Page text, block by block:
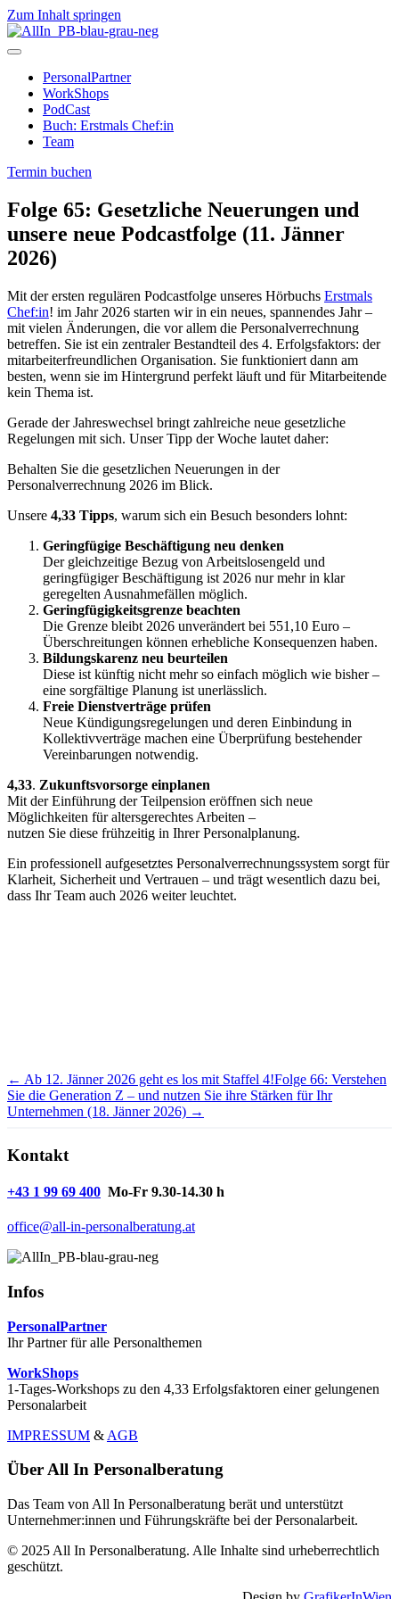
Zum Inhalt springen
PersonalPartner
WorkShops
PodCast
Buch: Erstmals Chef:in
Team
Termin buchen
Folge 65: Gesetzliche Neuerungen und
unsere neue Podcastfolge (11. Jänner
2026)
Mit der ersten regulären Podcastfolge unseres Hörbuchs Erstmals
Chef:in! im Jahr 2026 starten wir in ein neues, spannendes Jahr –
mit vielen Änderungen, die vor allem die Personalverrechnung
betreffen. Sie ist ein zentraler Bestandteil des 4. Erfolgsfaktors: der
mitarbeiterfreundlichen Organisation. Sie funktioniert dann am
besten, wenn sie im Hintergrund perfekt läuft und für Mitarbeitende
kein Thema ist.
Gerade der Jahreswechsel bringt zahlreiche neue gesetzliche
Regelungen mit sich. Unser Tipp der Woche lautet daher:
Behalten Sie die gesetzlichen Neuerungen in der
Personalverrechnung 2026 im Blick.
Unsere 4,33 Tipps, warum sich ein Besuch besonders lohnt:
Geringfügige Beschäftigung neu denken
Der gleichzeitige Bezug von Arbeitslosengeld und
geringfügiger Beschäftigung ist 2026 nur mehr in klar
geregelten Ausnahmefällen möglich.
Geringfügigkeitsgrenze beachten
Die Grenze bleibt 2026 unverändert bei 551,10 Euro –
Überschreitungen können erhebliche Konsequenzen haben.
Bildungskarenz neu beurteilen
Diese ist künftig nicht mehr so einfach möglich wie bisher –
eine sorgfältige Planung ist unerlässlich.
Freie Dienstverträge prüfen
Neue Kündigungsregelungen und deren Einbindung in
Kollektivverträge machen eine Überprüfung bestehender
Vereinbarungen notwendig.
4,33. Zukunftsvorsorge einplanen
Mit der Einführung der Teilpension eröffnen sich neue
Möglichkeiten für altersgerechtes Arbeiten –
nutzen Sie diese frühzeitig in Ihrer Personalplanung.
Ein professionell aufgesetztes Personalverrechnungssystem sorgt für
Klarheit, Sicherheit und Vertrauen – und trägt wesentlich dazu bei,
dass Ihr Team auch 2026 weiter leuchtet.
← Ab 12. Jänner 2026 geht es los mit Staffel 4!Folge 66: Verstehen
Sie die Generation Z – und nutzen Sie ihre Stärken für Ihr
Unternehmen (18. Jänner 2026) →
Kontakt
+43 1 99 69 400 Mo-Fr 9.30-14.30 h
office@all-in-personalberatung.at
Infos
PersonalPartner
Ihr Partner für alle Personalthemen
WorkShops
1-Tages-Workshops zu den 4,33 Erfolgsfaktoren einer gelungenen
Personalarbeit
IMPRESSUM & AGB
Über All In Personalberatung
Das Team von All In Personalberatung berät und unterstützt
Unternehmer:innen und Führungskräfte bei der Personalarbeit.
© 2025 All In Personalberatung. Alle Inhalte sind urheberrechtlich
geschützt.